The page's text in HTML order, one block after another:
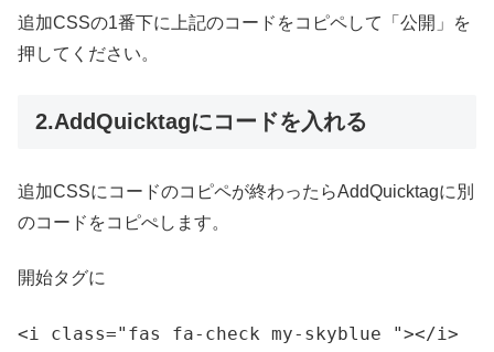
追加CSSの1番下に上記のコードをコピペして「公開」を
押してください。
2.AddQuicktagにコードを入れる
追加CSSにコードのコピペが終わったらAddQuicktagに別
のコードをコピぺします。
開始タグに
<i class="fas fa-check my-skyblue "></i>